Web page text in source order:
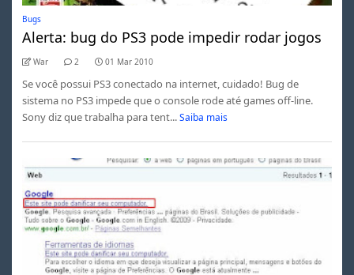
Bugs
Alerta: bug do PS3 pode impedir rodar jogos
War 2 01 Mar 2010
Se você possui PS3 conectado na internet, cuidado! Bug de
sistema no PS3 impede que o console rode até games off-line.
Sony diz que trabalha para tent... Saiba mais